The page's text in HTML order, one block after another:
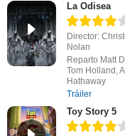
La Odisea
Director:
Nolan
Reparto Matt
Tom Holland,
Hathaway
Tráiler
Toy Story 5